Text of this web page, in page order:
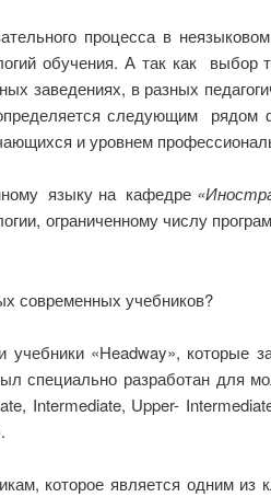
процесса в
обучения. А так как выбор
заведениях, в разных
следующим
и уровнем
языку на кафедре
ограниченному числу
современных учебников?
«Headway», которые
специально разработан
Intermediate, Upper-
которое является одним